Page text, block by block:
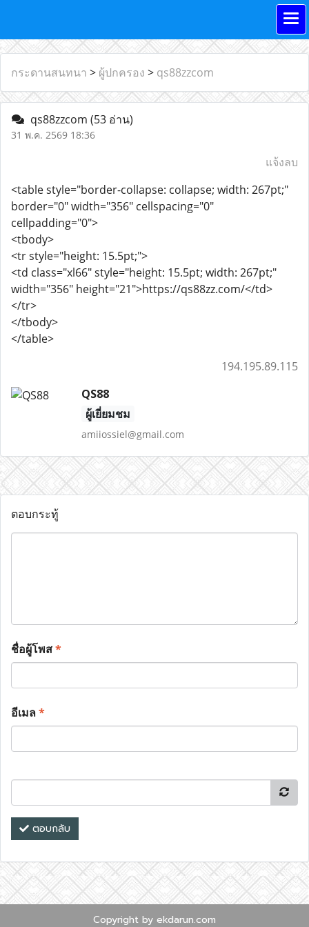
กระดานสนทนา > ผู้ปกครอง > qs88zzcom
qs88zzcom (53 อ่าน)
31 พ.ค. 2569 18:36
แจ้งลบ
<table style="border-collapse: collapse; width: 267pt;"
border="0" width="356" cellspacing="0"
cellpadding="0">
<tbody>
<tr style="height: 15.5pt;">
<td class="xl66" style="height: 15.5pt; width: 267pt;"
width="356" height="21">https://qs88zz.com/</td>
</tr>
</tbody>
</table>
194.195.89.115
QS88
ผู้เยี่ยมชม
amiiossiel@gmail.com
ตอบกระทู้
ชื่อผู้โพส*
อีเมล*
ตอบกลับ
Copyright by ekdarun.com